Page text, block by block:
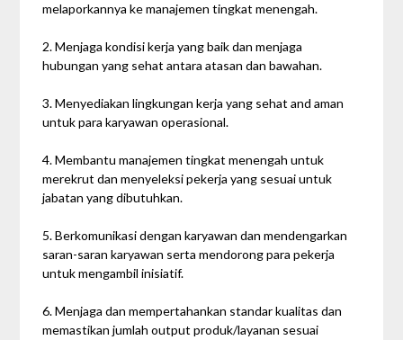
melaporkannya ke manajemen tingkat menengah.
2. Menjaga kondisi kerja yang baik dan menjaga
hubungan yang sehat antara atasan dan bawahan.
3. Menyediakan lingkungan kerja yang sehat and aman
untuk para karyawan operasional.
4. Membantu manajemen tingkat menengah untuk
merekrut dan menyeleksi pekerja yang sesuai untuk
jabatan yang dibutuhkan.
5. Berkomunikasi dengan karyawan dan mendengarkan
saran-saran karyawan serta mendorong para pekerja
untuk mengambil inisiatif.
6. Menjaga dan mempertahankan standar kualitas dan
memastikan jumlah output produk/layanan sesuai